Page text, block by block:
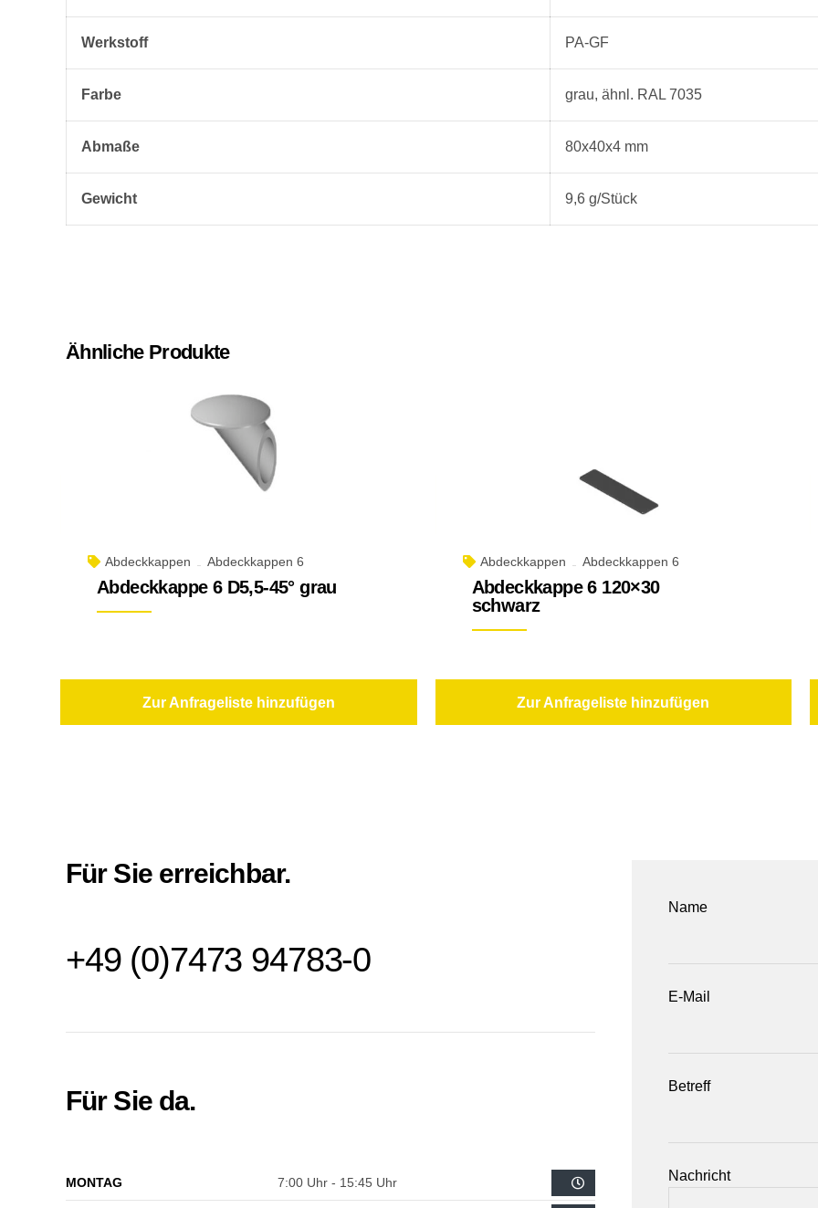
Werkstoff PA-GF
Farbe grau, ähnl. RAL 7035
Abmaße 80x40x4 mm
Gewicht 9,6 g/Stück
Ähnliche Produkte
Abdeckkappen Abdeckkappen 6
Abdeckkappe 6 D5,5-45° grau
Zur Anfrageliste hinzufügen
Abdeckkappen Abdeckkappen 6
Abdeckkappe 6 120×30
schwarz
Zur Anfrageliste hinzufügen
Für Sie erreichbar.
+49 (0)7473 94783-0
Für Sie da.
MONTAG 7:00 Uhr - 15:45 Uhr
Name
E-Mail
Betreff
Nachricht